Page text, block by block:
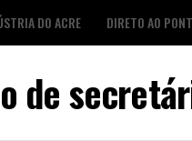
DO ACRE DIRETO AO
de